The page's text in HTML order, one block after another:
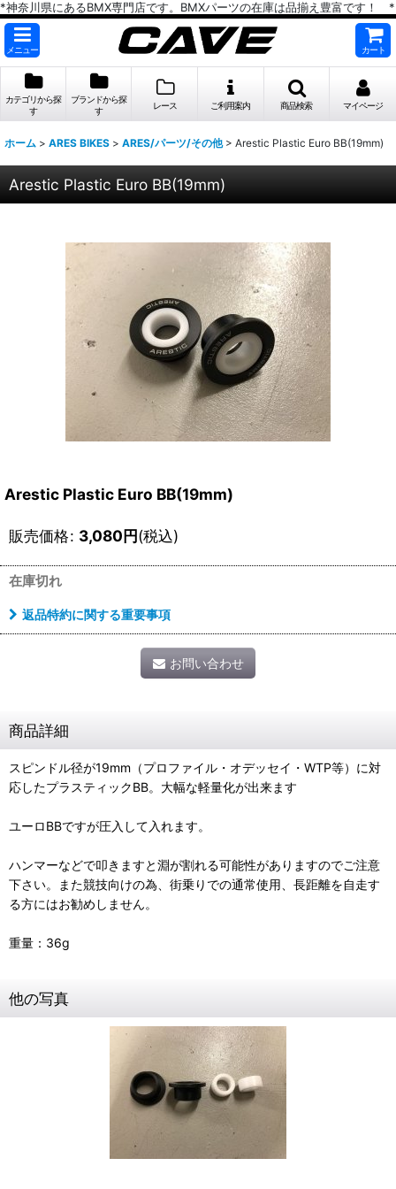
*神奈川県にあるBMX専門店です。BMXパーツの在庫は品揃え豊富です！ *
メニュー カート
カテゴリから探
す
ブランドから探
す
レース ご利用案内 商品検索 マイページ
ホーム > ARES BIKES > ARES/パーツ/その他 > Arestic Plastic Euro BB(19mm)
Arestic Plastic Euro BB(19mm)
Arestic Plastic Euro BB(19mm)
販売価格: 3,080円(税込)
在庫切れ
返品特約に関する重要事項
お問い合わせ
商品詳細
スピンドル径が19mm（プロファイル・オデッセイ・WTP等）に対
応したプラスティックBB。大幅な軽量化が出来ます
ユーロBBですが圧入して入れます。
ハンマーなどで叩きますと淵が割れる可能性がありますのでご注意
下さい。また競技向けの為、街乗りでの通常使用、長距離を自走す
る方にはお勧めしません。
重量：36g
他の写真